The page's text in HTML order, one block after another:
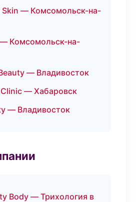
Skin — Комсомольск-на-
Комсомольск-на-
— Владивосток
— Хабаровск
— Владивосток
Body — Трихология в